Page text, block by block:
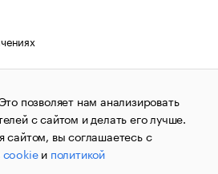
О соблюдении авторских прав
1995–2026.Сообщения
агентства «РБК»
службой по надзору в сфере
и массовых
09.12.2015 за номером ИА
пометкой «РБК». Отдельные
позволяет нам анализировать
с сайтом и делать его лучше.
сайтом, вы соглашаетесь с
cookieи политикой